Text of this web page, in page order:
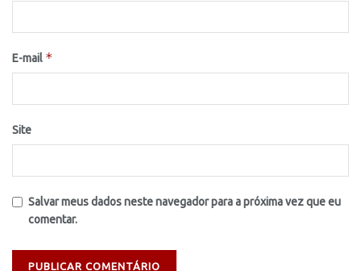
E-mail *
Site
Salvar meus dados neste navegador para a próxima vez que eu
comentar.